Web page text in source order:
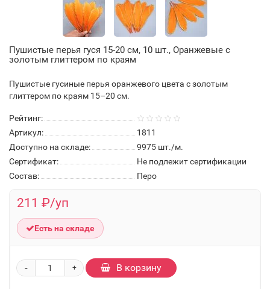
Пушистые перья гуся 15-20 см, 10 шт., Оранжевые с
золотым глиттером по краям
Пушистые гусиные перья оранжевого цвета с золотым
глиттером по краям 15–20 см.
Рейтинг:
Артикул:
1811
Доступно на складе:
9975 шт./м.
Сертификат:
Не подлежит сертификации
Состав:
Перо
211 ₽/уп
Есть на складе
+
- В корзину